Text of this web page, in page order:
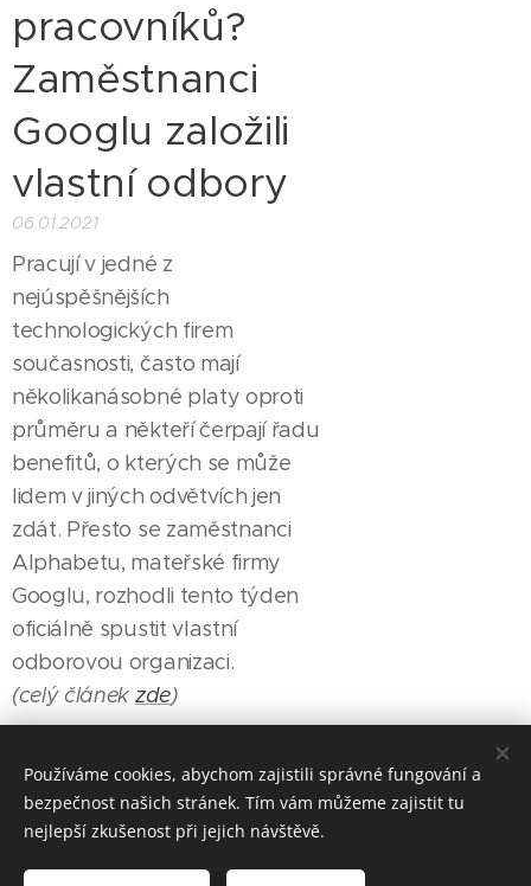
pracovníků?
Zaměstnanci
Googlu založili
vlastní odbory
06.01.2021
Pracují v jedné z
nejúspěšnějších
technologických firem
současnosti, často mají
několikanásobné platy oproti
průměru a někteří čerpají řadu
benefitů, o kterých se může
lidem v jiných odvětvích jen
zdát. Přesto se zaměstnanci
Alphabetu, mateřské firmy
Googlu, rozhodli tento týden
oficiálně spustit vlastní
odborovou organizaci.
(celý článek zde)
Made in Jesenicko © 2026 positivJE. Všechna práva vyhrazena.
Používáme cookies, abychom zajistili správné fungování a
bezpečnost našich stránek. Tím vám můžeme zajistit tu
nejlepší zkušenost při jejich návštěvě.